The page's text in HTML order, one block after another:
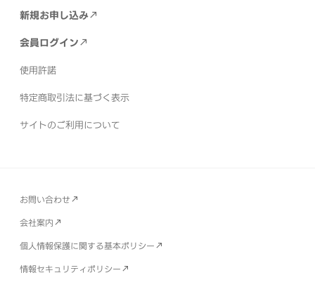
新規お申し込み
会員ログイン
使用許諾
特定商取引法に基づく表示
サイトのご利用について
お問い合わせ
会社案内
個人情報保護に関する基本ポリシー
情報セキュリティポリシー